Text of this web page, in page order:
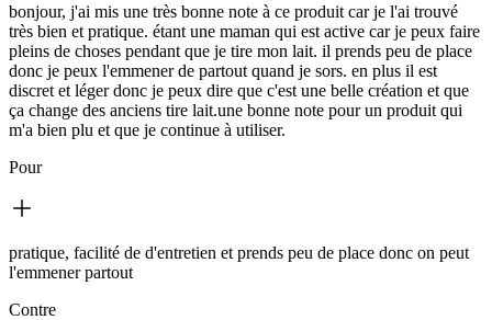
bonjour, j'ai mis une très bonne note à ce produit car je l'ai trouvé
très bien et pratique. étant une maman qui est active car je peux faire
pleins de choses pendant que je tire mon lait. il prends peu de place
donc je peux l'emmener de partout quand je sors. en plus il est
discret et léger donc je peux dire que c'est une belle création et que
ça change des anciens tire lait.une bonne note pour un produit qui
m'a bien plu et que je continue à utiliser.
Pour
pratique, facilité de d'entretien et prends peu de place donc on peut
l'emmener partout
Contre